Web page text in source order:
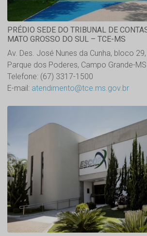
PRÉDIO SEDE DO TRIBUNAL DE
MATO GROSSO DO SUL – TCE-MS
Av. Des. José Nunes da Cunha, bloco
Parque dos Poderes, Campo Grande-MS
Telefone: (67) 3317-1500
E-mail: atendimento@tce.ms.gov.br